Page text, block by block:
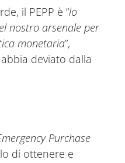
il PEPP è “lo
nostro arsenale per
monetaria”,
deviato dalla
Purchase
di ottenere e